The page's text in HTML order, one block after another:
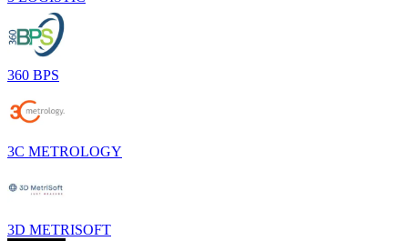
360 BPS
3C METROLOGY
3D METRISOFT